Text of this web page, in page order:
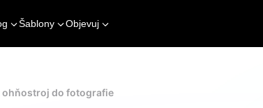
Šablony Objevuj
ohňostroj do fotografie